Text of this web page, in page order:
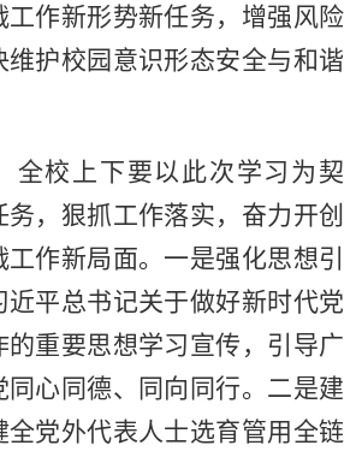
工作新形势新任务，增强风险
维护校园意识形态安全与和谐
全校上下要以此次学习为契
，狠抓工作落实，奋力开创
作新局面。一是强化思想引
近平总书记关于做好新时代党
的重要思想学习宣传，引导广
同心同德、同向同行。二是建
全党外代表人士选育管用全链